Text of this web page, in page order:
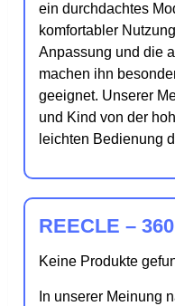
ein durchdachtes
komfortabler
Anpassung und die
machen ihn
geeignet. Unserer
und Kind von der
leichten Bedienung
REECLE –
Keine Produkte
In unserer Meinung